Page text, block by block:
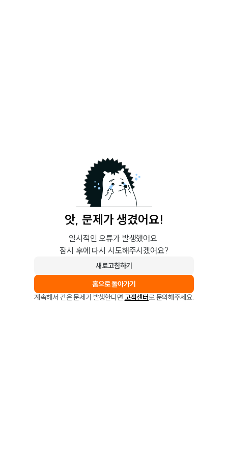
앗, 문제가 생겼어요!
일시적인 오류가 발생했어요.
잠시 후에 다시 시도해주시겠어요?
새로고침하기
홈으로 돌아가기
계속해서 같은 문제가 발생한다면 고객센터로 문의해주세요.